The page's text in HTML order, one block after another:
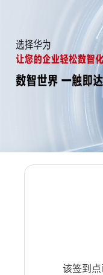
该签到点